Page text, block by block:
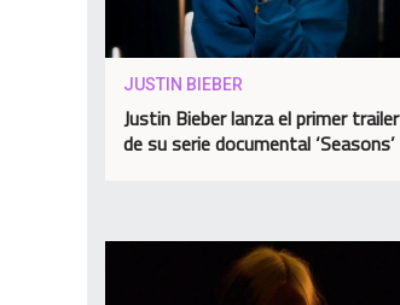
JUSTIN BIEBER
Justin Bieber lanza el primer trailer
de su serie documental ‘Seasons’